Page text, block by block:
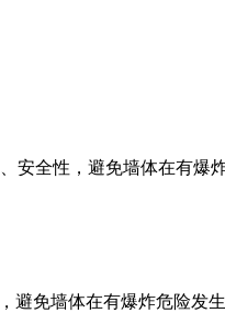
安全性，避免墙体在有爆
避免墙体在有爆炸危险发生